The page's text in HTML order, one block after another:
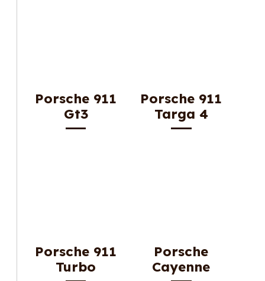
Porsche 911
Gt3
Porsche 911
Targa 4
Porsche 911
Turbo
Porsche
Cayenne